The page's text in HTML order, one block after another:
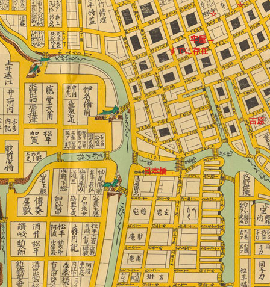
☆
☆
牢屋→
すでに存在
吉原
日本橋→